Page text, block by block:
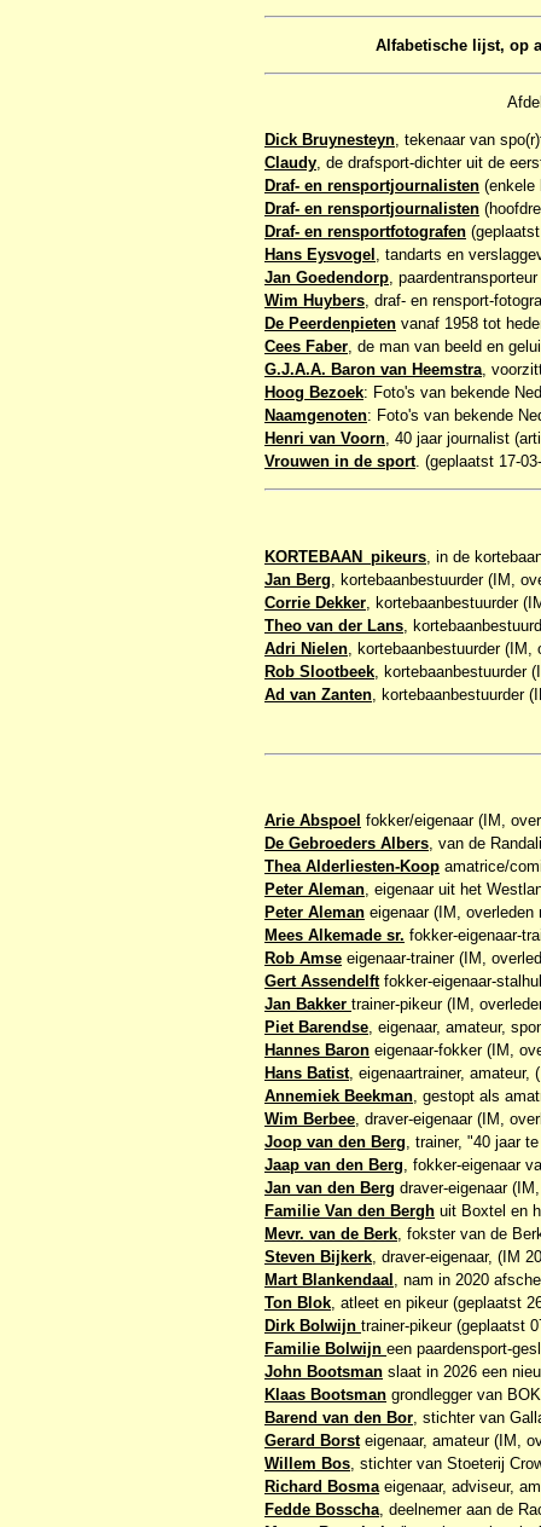
Alfabetische lijst, op
Dick Bruynesteyn, tekenaar van
Claudy, de drafsport-dichter uit de
Draf- en rensportjournalisten (enkele
Draf- en rensportjournalisten
Draf- en rensportfotografen
Hans Eysvogel , tandarts en
Jan Goedendorp, paardentransporteur
Wim Huybers, draf- en rensport-
De Peerdenpieten vanaf 1958 tot
Cees Faber, de man van beeld en
G.J.A.A. Baron van Heemstra,
Hoog Bezoek: Foto's van bekende
Naamgenoten: Foto's van bekende
Henri van Voorn, 40 jaar journalist
Vrouwen in de sport. (geplaatst 17-
KORTEBAAN_pikeurs , in de
Jan Berg , kortebaanbestuurder (IM,
Corrie Dekker , kortebaanbestuurder
Theo van der Lans ,
Adri Nielen , kortebaanbestuurder
Rob Slootbeek , kortebaanbestuurder
Ad van Zanten , kortebaanbestuurder
Arie Abspoel fokker/eigenaar (IM,
De Gebroeders Albers, van de
Thea Alderliesten-Koop amatrice/
Peter Aleman, eigenaar uit het
Peter Aleman eigenaar (IM, overleden
Mees Alkemade sr. fokker-eigenaar-
Rob Amse eigenaar-trainer (IM,
Gert Assendelftfokker-eigenaar-
Jan Bakker trainer-pikeur (IM,
Piet Barendse, eigenaar, amateur,
Hannes Baron eigenaar-fokker (IM,
Hans Batist, eigenaartrainer, amateur,
Annemiek Beekman, gestopt als
Wim Berbee, draver-eigenaar (IM,
Joop van den Berg, trainer, "40 jaar
Jaap van den Berg, fokker-eigenaar
Jan van den Berg draver-eigenaar
Familie Van den Bergh uit Boxtel en
Mevr. van de Berk, fokster van de
Steven Bijkerk, draver-eigenaar, (IM
Mart Blankendaal , nam in 2020
Ton Blok, atleet en pikeur (geplaatst
Dirk Bolwijn trainer-pikeur (geplaatst
Familie Bolwijn een paardensport-
John Bootsman slaat in 2026 een
Klaas Bootsman grondlegger van
Barend van den Bor, stichter van
Gerard Borsteigenaar, amateur (IM,
Willem Bos, stichter van Stoeterij
Richard Bosmaeigenaar, adviseur,
Fedde Bosscha, deelnemer aan de